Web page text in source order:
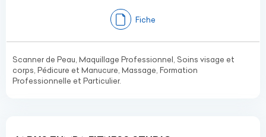
Fiche
Scanner de Peau, Maquillage Professionnel, Soins visage et
corps, Pédicure et Manucure, Massage, Formation
Professionnelle et Particulier.